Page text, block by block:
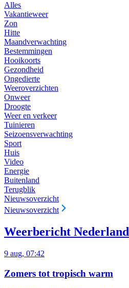
Alles
Vakantieweer
Zon
Hitte
Maandverwachting
Bestemmingen
Hooikoorts
Gezondheid
Ongedierte
Weeroverzichten
Onweer
Droogte
Weer en verkeer
Tuinieren
Seizoensverwachting
Sport
Huis
Video
Energie
Buitenland
Terugblik
Nieuwsoverzicht
Nieuwsoverzicht
Weerbericht Nederland
9 aug, 07:42
Zomers tot tropisch warm